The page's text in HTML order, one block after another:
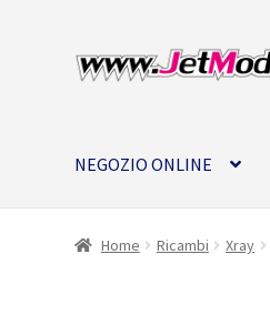
Vai
alla
Vai
al
NEGOZIO ONLINE
Home Ricambi Xray